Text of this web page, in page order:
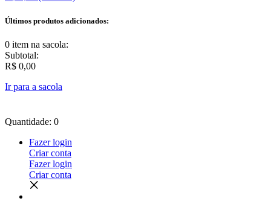
Últimos produtos adicionados:
0 item na sacola:
Subtotal:
R$ 0,00
Ir para a sacola
Quantidade: 0
Fazer login
Criar conta
Fazer login
Criar conta